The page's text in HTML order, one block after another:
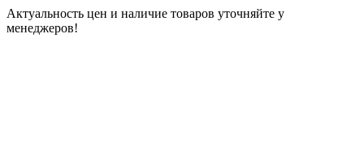
Актуальность цен и наличие товаров уточняйте у
менеджеров!